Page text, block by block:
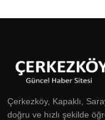
Çerkezköy, Kapaklı,
doğru ve hızlı şekilde